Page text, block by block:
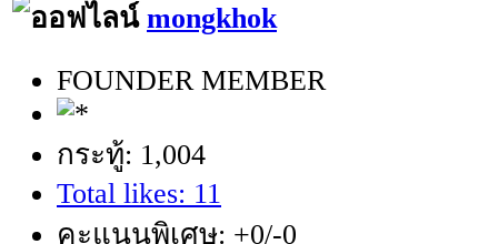
mongkhok
FOUNDER MEMBER
กระทู้: 1,004
Total likes: 11
คะแนนพิเศษ: +0/-0